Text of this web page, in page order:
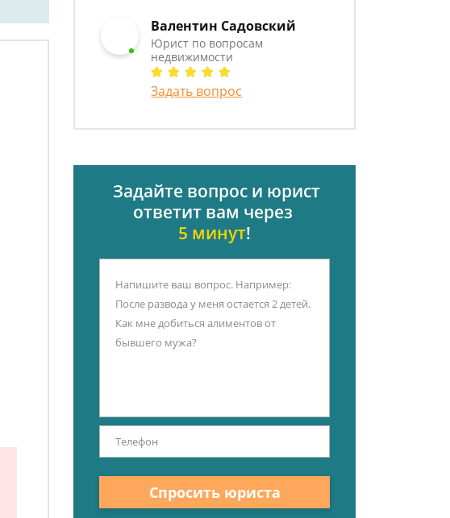
Валентин Садовский
Юрист по вопросам
недвижимости
Задать вопрос
Задайте вопрос и юрист
ответит вам через
5 минут!
Спросить юриста